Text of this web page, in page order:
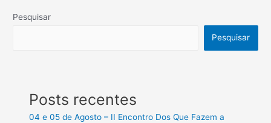
Pesquisar
Pesquisar
Posts recentes
04 e 05 de Agosto – II Encontro Dos Que Fazem a